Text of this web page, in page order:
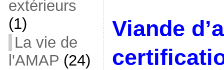
extérieurs
(1)
La vie de
l'AMAP (24)
Viande